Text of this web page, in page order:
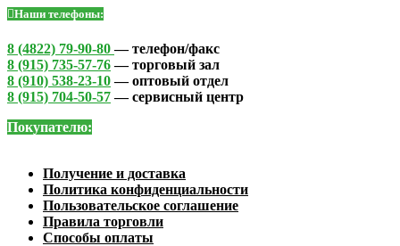
Наши телефоны:
8 (4822) 79-90-80— телефон/факс
8 (915) 735-57-76— торговый зал
8 (910) 538-23-10— оптовый отдел
8 (915) 704-50-57— сервисный центр
Покупателю:
Получение и доставка
Политика конфиденциальности
Пользовательское соглашение
Правила торговли
Способы оплаты